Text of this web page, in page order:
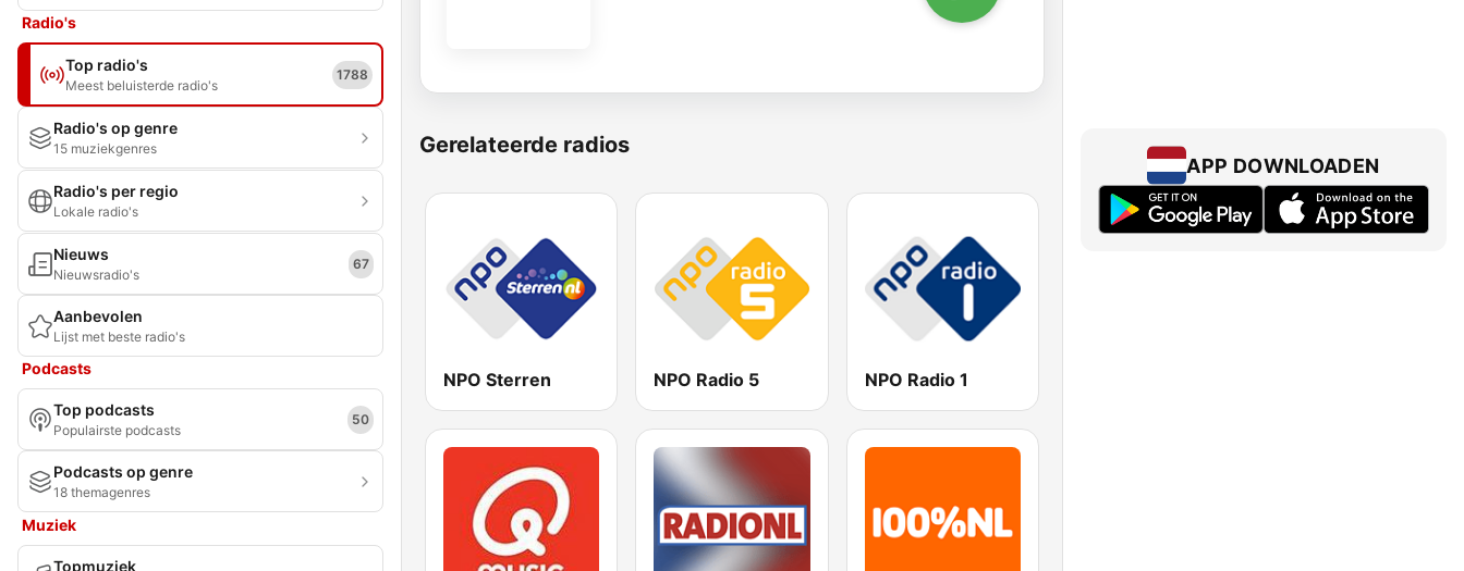
Radio's
Top radio's
Meest beluisterde radio's
1788
Radio's op genre
15 muziekgenres
Radio's per regio
Lokale radio's
Nieuws
Nieuwsradio's
67
Aanbevolen
Lijst met beste radio's
Podcasts
Top podcasts
Populairste podcasts
50
Podcasts op genre
18 themagenres
Muziek
Topmuziek
Gerelateerde radios
NPO Sterren NPO Radio 5 NPO Radio 1
APP DOWNLOADEN